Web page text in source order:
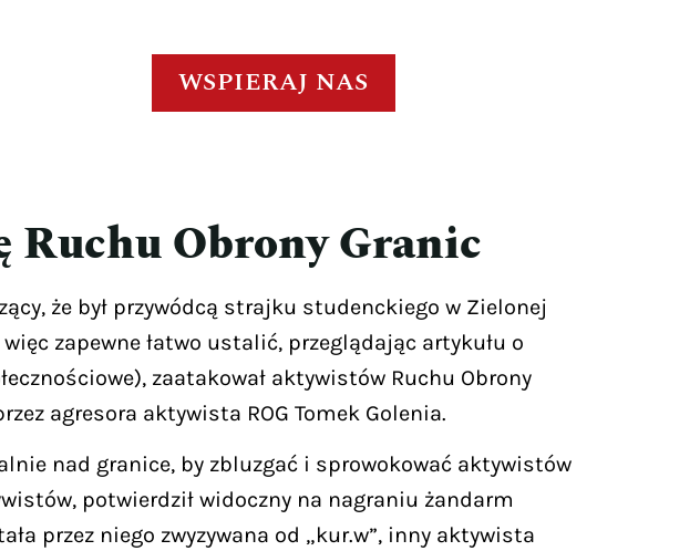
WSPIERAJ NAS
Obrony Granic
że był przywódcą strajku studenckiego w Zielonej
zapewne łatwo ustalić, przeglądając artykułu o
zaatakował aktywistów Ruchu Obrony
agresora aktywista ROG Tomek Golenia.
nad granice, by zbluzgać i sprowokować aktywistów
potwierdził widoczny na nagraniu żandarm
przez niego zwyzywana od „kur.w”, inny aktywista